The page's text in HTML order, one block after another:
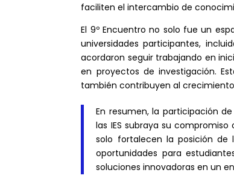
faciliten el intercambio de
El 9º Encuentro no solo fue un
universidades participantes,
acordaron seguir trabajando en
en proyectos de investigación.
también contribuyen al
En resumen, la participación
las IES subraya su
solo fortalecen la posición de
oportunidades para
soluciones innovadoras en un